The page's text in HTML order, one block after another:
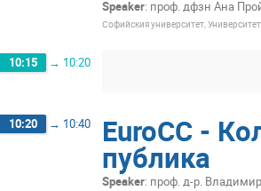
Speaker: проф. дфзн Ана
Софийския университет,
10:15 → 10:20
10:20 → 10:40 EuroCC -
публика
Speaker: проф. д-р.